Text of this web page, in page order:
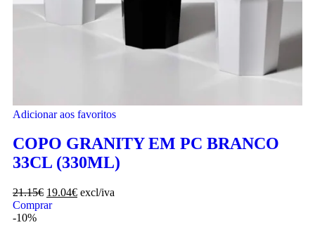
Adicionar aos favoritos
COPO GRANITY EM PC BRANCO
33CL (330ML)
21.15€ 19.04€ excl/iva
Comprar
-10%